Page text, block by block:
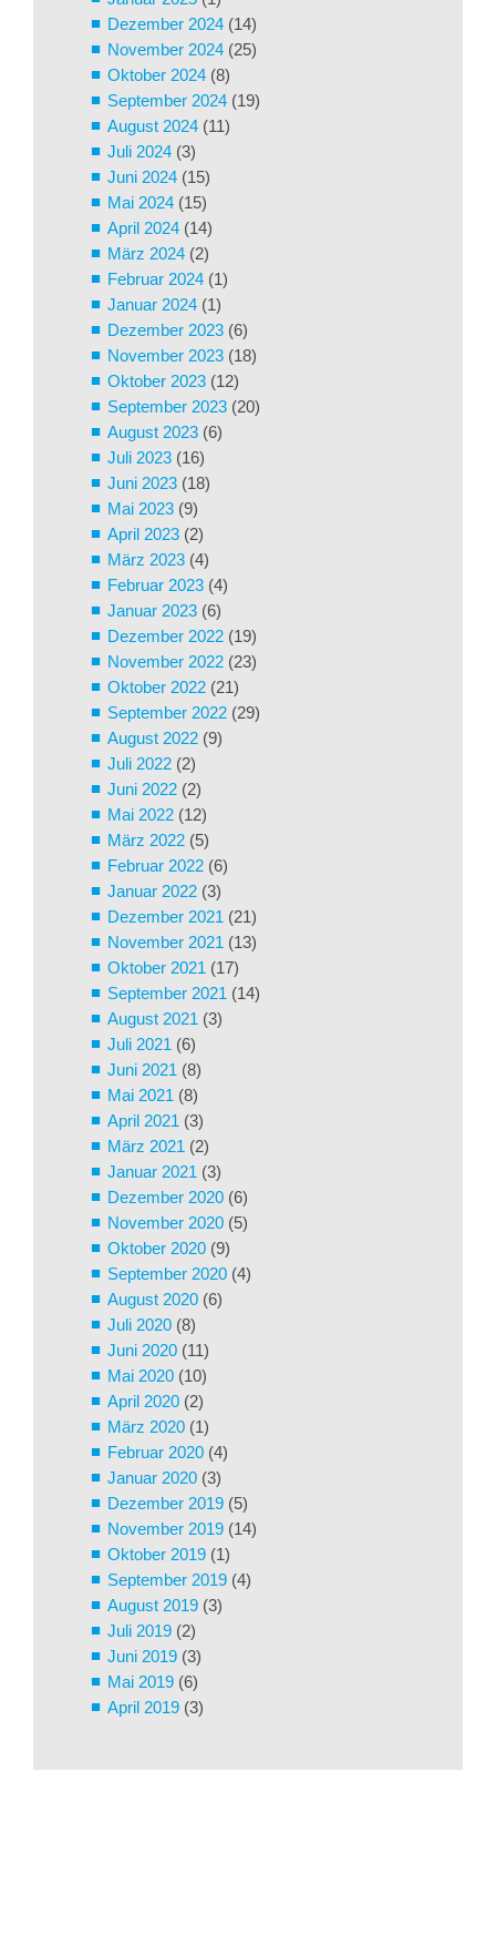
Dezember 2024 (14)
November 2024 (25)
Oktober 2024 (8)
September 2024 (19)
August 2024 (11)
Juli 2024 (3)
Juni 2024 (15)
Mai 2024 (15)
April 2024 (14)
März 2024 (2)
Februar 2024 (1)
Januar 2024 (1)
Dezember 2023 (6)
November 2023 (18)
Oktober 2023 (12)
September 2023 (20)
August 2023 (6)
Juli 2023 (16)
Juni 2023 (18)
Mai 2023 (9)
April 2023 (2)
März 2023 (4)
Februar 2023 (4)
Januar 2023 (6)
Dezember 2022 (19)
November 2022 (23)
Oktober 2022 (21)
September 2022 (29)
August 2022 (9)
Juli 2022 (2)
Juni 2022 (2)
Mai 2022 (12)
März 2022 (5)
Februar 2022 (6)
Januar 2022 (3)
Dezember 2021 (21)
November 2021 (13)
Oktober 2021 (17)
September 2021 (14)
August 2021 (3)
Juli 2021 (6)
Juni 2021 (8)
Mai 2021 (8)
April 2021 (3)
März 2021 (2)
Januar 2021 (3)
Dezember 2020 (6)
November 2020 (5)
Oktober 2020 (9)
September 2020 (4)
August 2020 (6)
Juli 2020 (8)
Juni 2020 (11)
Mai 2020 (10)
April 2020 (2)
März 2020 (1)
Februar 2020 (4)
Januar 2020 (3)
Dezember 2019 (5)
November 2019 (14)
Oktober 2019 (1)
September 2019 (4)
August 2019 (3)
Juli 2019 (2)
Juni 2019 (3)
Mai 2019 (6)
April 2019 (3)